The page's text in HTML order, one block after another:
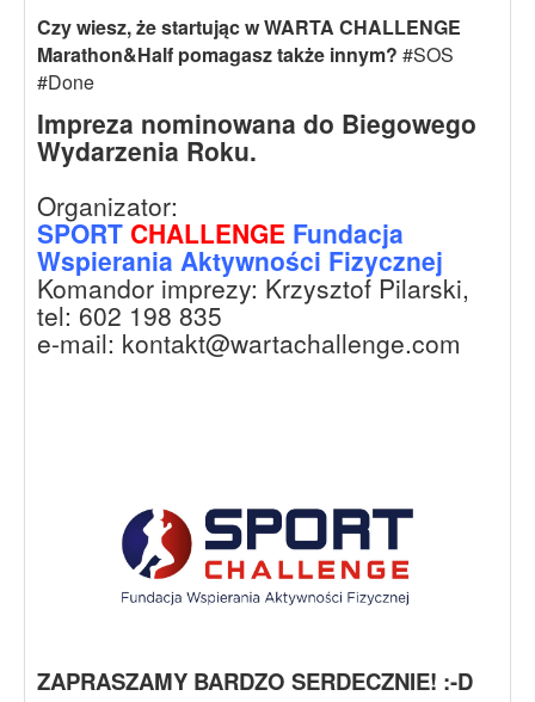
Czy wiesz, że startując w WARTA CHALLENGE
Marathon&Half pomagasz także innym? #SOS
#Done
Impreza nominowana do Biegowego
Wydarzenia Roku.
Organizator:
SPORT CHALLENGE Fundacja
Wspierania Aktywności Fizycznej
Komandor imprezy: Krzysztof Pilarski,
tel: 602 198 835
e-mail: kontakt@wartachallenge.com
ZAPRASZAMY BARDZO SERDECZNIE! :-D